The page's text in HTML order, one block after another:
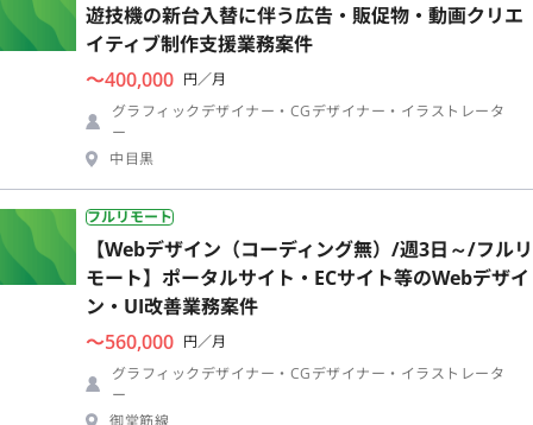
遊技機の新台入替に伴う広告・販促物・動画クリエ
イティブ制作支援業務案件
〜400,000 円／月
グラフィックデザイナー・CGデザイナー・イラストレータ
ー
中目黒
フルリモート
【Webデザイン（コーディング無）/週3日～/フルリ
モート】ポータルサイト・ECサイト等のWebデザイ
ン・UI改善業務案件
〜560,000 円／月
グラフィックデザイナー・CGデザイナー・イラストレータ
ー
御堂筋線